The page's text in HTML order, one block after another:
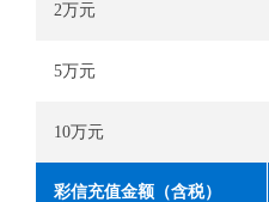
2万元
5万元
10万元
彩信充值金额（含税）